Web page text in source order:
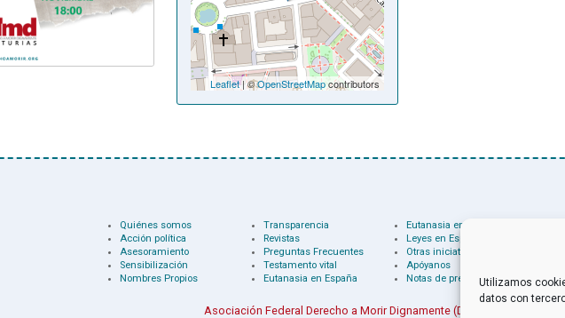
Utilizamos
datos con
Leaflet| ©OpenStreetMapcontributors
Quiénes somos
Acción política
Asesoramiento
Sensibilización
Nombres Propios
Transparencia
Revistas
Preguntas Frecuentes
Testamento vital
Eutanasia en España
Eutanasia en el mundo
Leyes en España
Otras iniciativas
Apóyanos
Notas de prensa
Asociación Federal Derecho a Morir Dignamente (DMD)